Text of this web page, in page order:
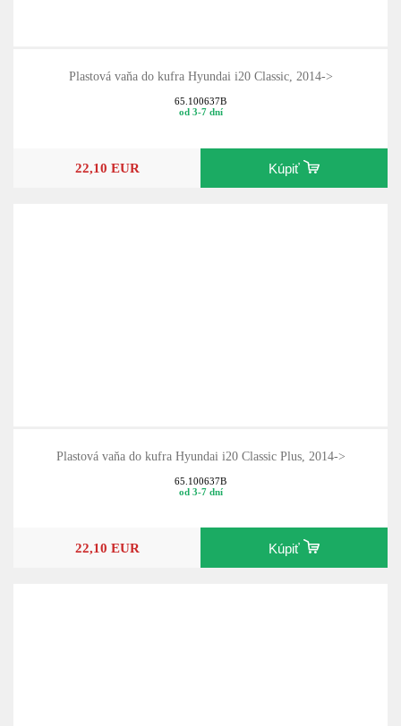
Plastová vaňa do kufra Hyundai i20 Classic, 2014->
65.100637B
od 3-7 dní
22,10 EUR Kúpiť
Plastová vaňa do kufra Hyundai i20 Classic Plus, 2014->
65.100637B
od 3-7 dní
22,10 EUR Kúpiť